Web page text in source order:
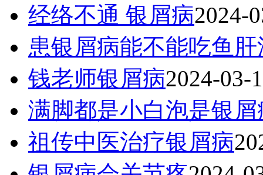
经络不通 银屑病2024-
患银屑病能不能吃鱼肝
钱老师银屑病2024-03-
满脚都是小白泡是银屑
祖传中医治疗银屑病